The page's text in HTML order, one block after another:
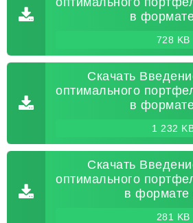
в
728 KB
Скачать
оптимального
в
1 232
Скачать
оптимального
в формате
281 KB